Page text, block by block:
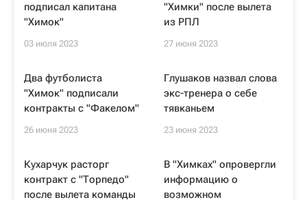
подписал капитана
"Химок"
03 июля 2023
"Химки" после вылета
из РПЛ
27 июня 2023
Два футболиста
"Химок" подписали
контракты с "Факелом"
26 июня 2023
Глушаков назвал слова
экс-тренера о себе
тявканьем
23 июня 2023
Кухарчук расторг
контракт с "Торпедо"
после вылета команды
В "Химках" опровергли
информацию о
возможном